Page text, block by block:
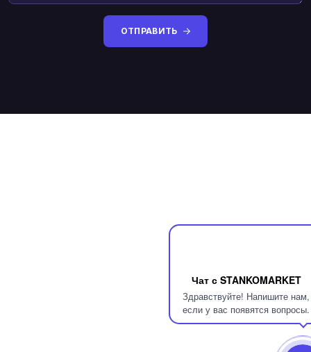
Чат с STANKOMARKET
Здравствуйте! Напишите нам,
если у вас появятся вопросы.
ОТПРАВИТЬ